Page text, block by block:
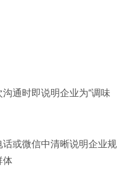
通时即说明企业为“调味
或微信中清晰说明企业规
体